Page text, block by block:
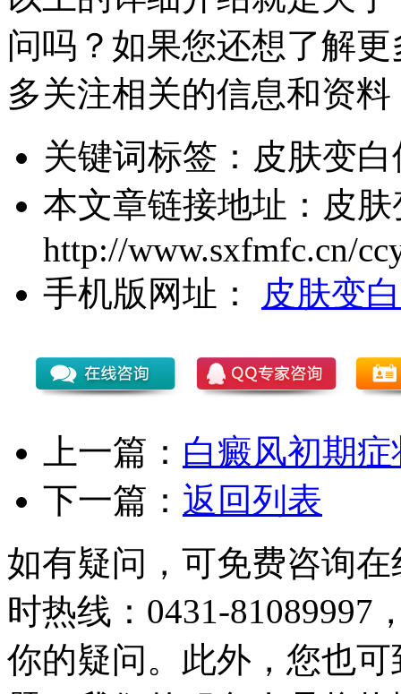
问吗？如果您还想了解
多关注相关的信息和资
关键词标签： 皮肤变
本文章链接地址： 皮
http://www.sxfmfc.cn/
手机版网址：
皮肤变
上一篇： 白癜风初期
下一篇： 返回列表
如有疑问，可免费咨询
时热线：0431-81089997
你的疑问。此外，您也